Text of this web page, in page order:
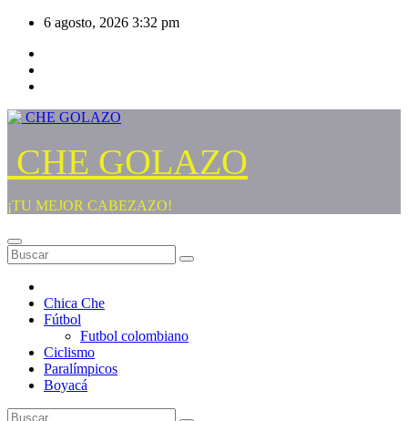
Saltar
contenido
6 agosto, 2026 3:32 pm
CHE GOLAZO
¡TU MEJOR CABEZAZO!
Chica Che
Fútbol
Futbol colombiano
Ciclismo
Paralímpicos
Boyacá